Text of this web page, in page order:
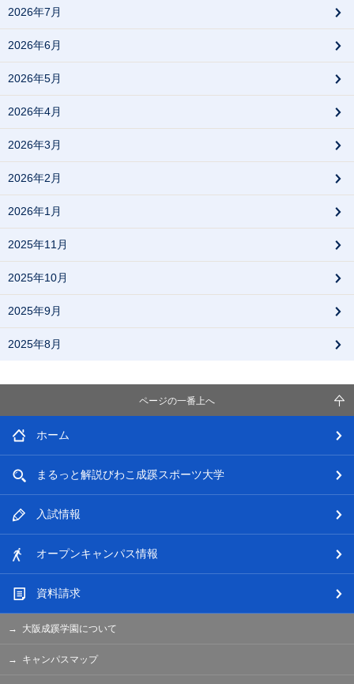
2026年7月
2026年6月
2026年5月
2026年4月
2026年3月
2026年2月
2026年1月
2025年11月
2025年10月
2025年9月
2025年8月
ページの一番上へ
ホーム
まるっと解説びわこ成蹊スポーツ大学
入試情報
オープンキャンパス情報
資料請求
大阪成蹊学園について
キャンパスマップ